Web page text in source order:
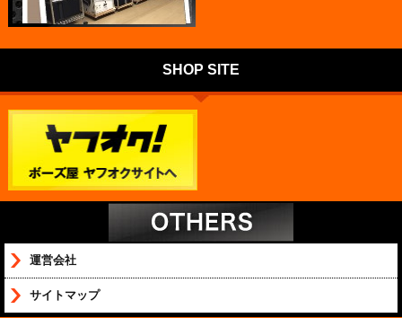
SHOP SITE
運営会社
サイトマップ